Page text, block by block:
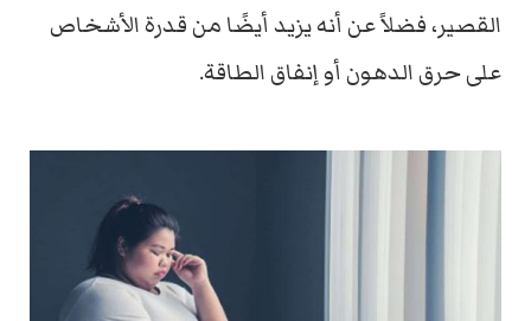
القصير، فضلاً عن أنه يزيد أيضًا من قدرة الأشخاص
على حرق الدهون أو إنفاق الطاقة.